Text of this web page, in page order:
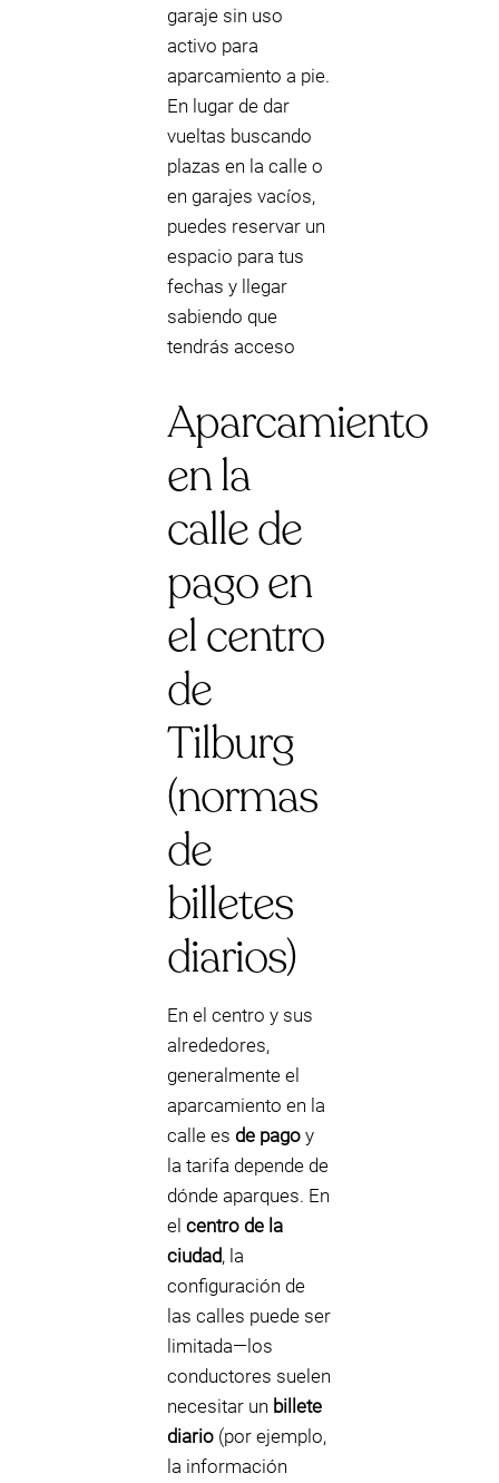
garaje sin uso
activo para
aparcamiento a pie.
En lugar de dar
vueltas buscando
plazas en la calle o
en garajes vacíos,
puedes reservar un
espacio para tus
fechas y llegar
sabiendo que
tendrás acceso
Aparcamiento
en la
calle de
pago en
el centro
de
Tilburg
(normas
de
billetes
diarios)
En el centro y sus
alrededores,
generalmente el
aparcamiento en la
calle es de pago y
la tarifa depende de
dónde aparques. En
el centro de la
ciudad, la
configuración de
las calles puede ser
limitada—los
conductores suelen
necesitar un billete
diario (por ejemplo,
la información